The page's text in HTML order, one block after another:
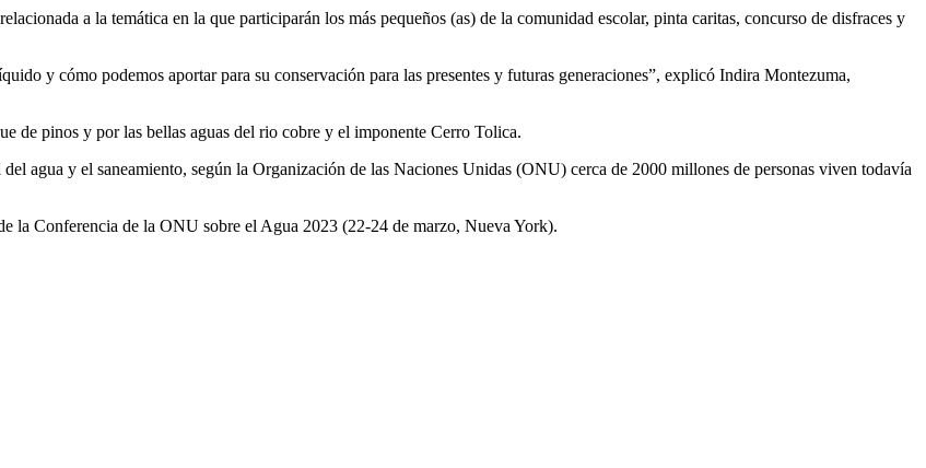
a la temática en la que participarán los más pequeños (as) de la comunidad escolar, pinta caritas, concurso de disfraces y
y cómo podemos aportar para su conservación para las presentes y futuras generaciones”, explicó Indira Montezuma,
de pinos y por las bellas aguas del rio cobre y el imponente Cerro Tolica.
agua y el saneamiento, según la Organización de las Naciones Unidas (ONU) cerca de 2000 millones de personas viven todavía
la Conferencia de la ONU sobre el Agua 2023 (22-24 de marzo, Nueva York).